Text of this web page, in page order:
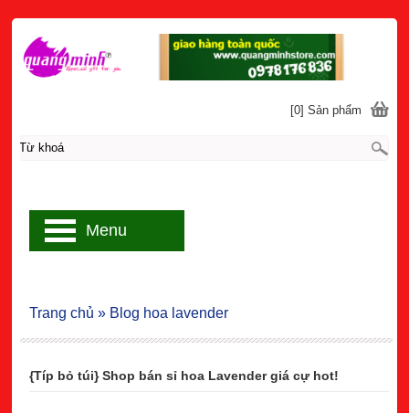
{Típ bỏ túi} Shop bán sỉ hoa Lavender giá cự hot!
Trang chủ » Blog hoa lavender
[0] Sản phẩm
Menu